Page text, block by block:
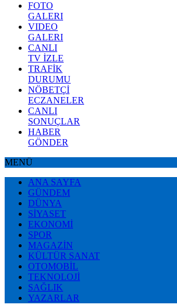
FOTO
GALERI
VIDEO
GALERI
CANLI
TV İZLE
TRAFİK
DURUMU
NÖBETÇİ
ECZANELER
CANLI
SONUÇLAR
HABER
GÖNDER
MENÜ
ANA SAYFA
GÜNDEM
DÜNYA
SİYASET
EKONOMİ
SPOR
MAGAZİN
KÜLTÜR SANAT
OTOMOBİL
TEKNOLOJİ
SAĞLIK
YAZARLAR